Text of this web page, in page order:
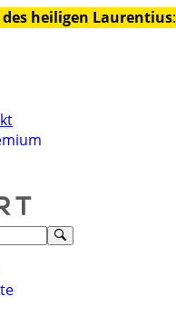
des heiligen Laurentius: